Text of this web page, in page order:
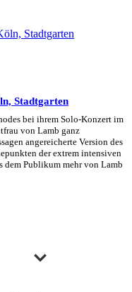
Stadtgarten
bei ihrem Solo-Konzert im
von Lamb ganz
angereicherte Version des
der extrem intensiven
dem Publikum mehr von Lamb